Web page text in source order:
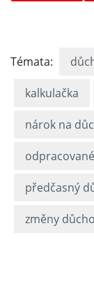
Témata:
kalkulačka
nárok na
předčasný
změny